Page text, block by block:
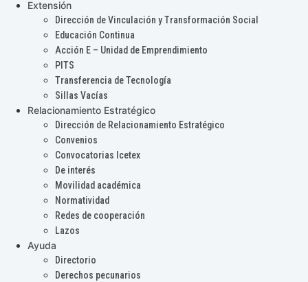
Extensión
Dirección de Vinculación y Transformación Social
Educación Continua
Acción E – Unidad de Emprendimiento
PITS
Transferencia de Tecnología
Sillas Vacías
Relacionamiento Estratégico
Dirección de Relacionamiento Estratégico
Convenios
Convocatorias Icetex
De interés
Movilidad académica
Normatividad
Redes de cooperación
Lazos
Ayuda
Directorio
Derechos pecunarios